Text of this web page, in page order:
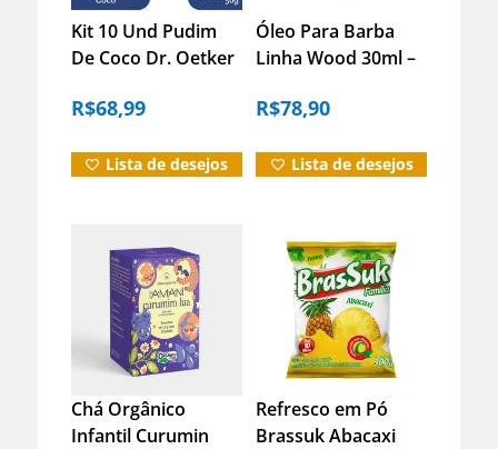
Kit 10 Und Pudim
De Coco Dr. Oetker
R$68,99
Lista de desejos
Óleo Para Barba
Linha Wood 30ml –
Fios
R$78,90
Lista de desejos
Chá Orgânico
Infantil Curumin
Refresco em Pó
Brassuk Abacaxi